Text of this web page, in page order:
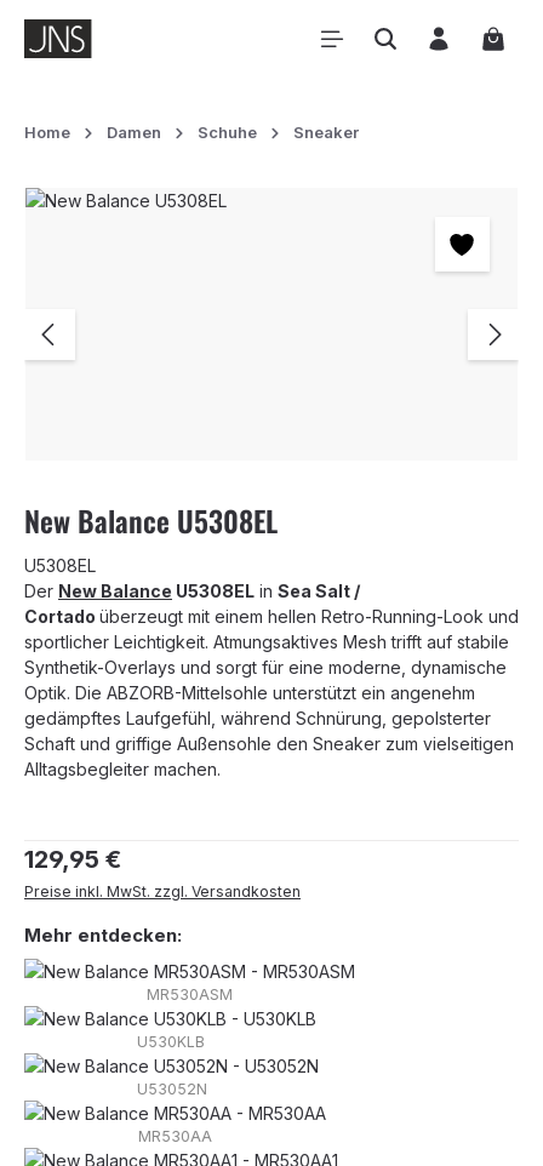
Zum Hauptinhalt springen
Home Damen Schuhe Sneaker
Bildergalerie überspringen
New Balance U5308EL
U5308EL
Der New Balance U5308EL in Sea Salt /
Cortado überzeugt mit einem hellen Retro-Running-Look und
sportlicher Leichtigkeit. Atmungsaktives Mesh trifft auf stabile
Synthetik-Overlays und sorgt für eine moderne, dynamische
Optik. Die ABZORB-Mittelsohle unterstützt ein angenehm
gedämpftes Laufgefühl, während Schnürung, gepolsterter
Schaft und griffige Außensohle den Sneaker zum vielseitigen
Alltagsbegleiter machen.
Regulärer Preis:
129,95 €
Preise inkl. MwSt. zzgl. Versandkosten
Mehr entdecken:
MR530ASM
U530KLB
U53052N
MR530AA